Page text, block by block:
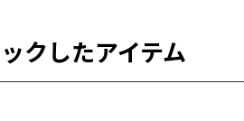
クしたアイテム